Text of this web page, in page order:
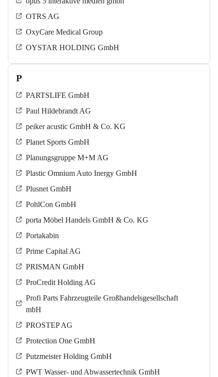
OTRS AG
OxyCare Medical Group
OYSTAR HOLDING GmbH
P
PARTSLIFE GmbH
Paul Hildebrandt AG
peiker acustic GmbH & Co. KG
Planet Sports GmbH
Planungsgruppe M+M AG
Plastic Omnium Auto Inergy GmbH
Plusnet GmbH
PohlCon GmbH
porta Möbel Handels GmbH & Co. KG
Portakabin
Prime Capital AG
PRISMAN GmbH
ProCredit Holding AG
Profi Parts Fahrzeugteile Großhandelsgesellschaft
mbH
PROSTEP AG
Protection One GmbH
Putzmeister Holding GmbH
PWT Wasser- und Abwassertechnik GmbH